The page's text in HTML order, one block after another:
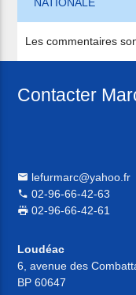
Les commentaires
Contacter
lefurmarc@yahoo.fr
02-96-66-42-63
02-96-66-42-61
Loudéac
6, avenue des
BP 60647